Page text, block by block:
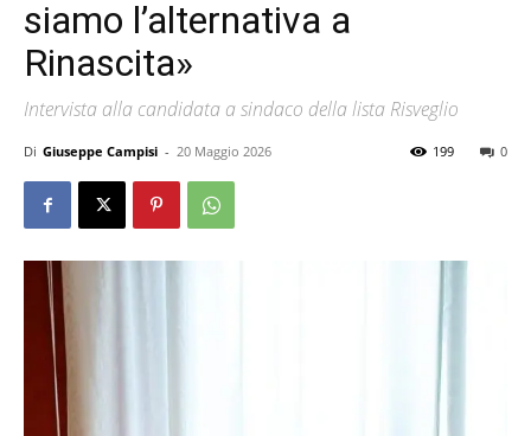
siamo l’alternativa a
Rinascita»
Intervista alla candidata a sindaco della lista Risveglio
Di Giuseppe Campisi - 20 Maggio 2026 0
199